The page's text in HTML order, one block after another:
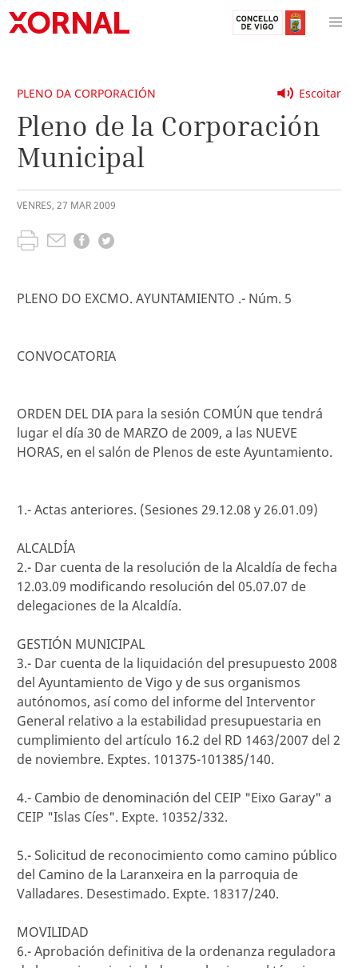
Escoitar
PLENO DA CORPORACIÓN
Pleno de la Corporación
Municipal
VENRES, 27 MAR2009
PLENO DO EXCMO. AYUNTAMIENTO .- Núm. 5
CONVOCATORIA
ORDEN DEL DIA para la sesión COMÚN que tendrá
lugar el día 30 de MARZO de 2009, a las NUEVE
HORAS, en el salón de Plenos de este Ayuntamiento.
1.- Actas anteriores. (Sesiones 29.12.08 y 26.01.09)
ALCALDÍA
2.- Dar cuenta de la resolución de la Alcaldía de fecha
12.03.09 modificando resolución del 05.07.07 de
delegaciones de la Alcaldía.
GESTIÓN MUNICIPAL
3.- Dar cuenta de la liquidación del presupuesto 2008
del Ayuntamiento de Vigo y de sus organismos
autónomos, así como del informe del Interventor
General relativo a la estabilidad presupuestaria en
cumplimiento del artículo 16.2 del RD 1463/2007 del 2
de noviembre. Exptes. 101375-101385/140.
4.- Cambio de denominación del CEIP "Eixo Garay" a
CEIP "Islas Cíes". Expte. 10352/332.
5.- Solicitud de reconocimiento como camino público
del Camino de la Laranxeira en la parroquia de
Valladares. Desestimado. Expte. 18317/240.
MOVILIDAD
6.- Aprobación definitiva de la ordenanza reguladora